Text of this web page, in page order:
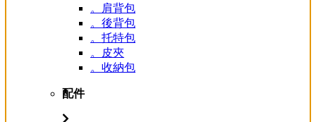
。肩背包
。後背包
。托特包
。皮夾
。收納包
配件